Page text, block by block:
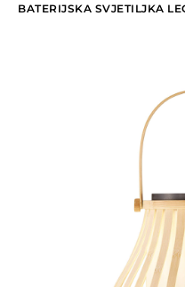
BATERIJSKA SVJETILJKA